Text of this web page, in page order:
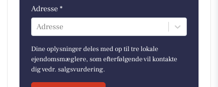
Adresse *
Adresse
Dine oplysninger deles med op til tre lokale
ejendomsmæglere, som efterfølgende vil kontakte
dig vedr. salgsvurdering.